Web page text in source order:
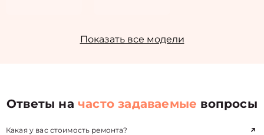
Показать все модели
Ответы начасто задаваемые вопросы
Какая у вас стоимость ремонта?